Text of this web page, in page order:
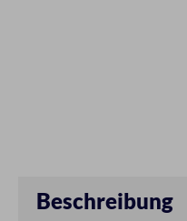
Beschreibung